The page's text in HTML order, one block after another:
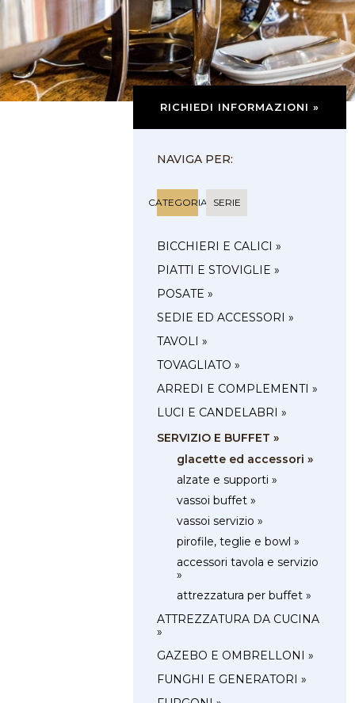
RICHIEDI INFORMAZIONI »
NAVIGA PER:
CATEGORIA SERIE
BICCHIERI E CALICI »
PIATTI E STOVIGLIE »
POSATE »
SEDIE ED ACCESSORI »
TAVOLI »
TOVAGLIATO »
ARREDI E COMPLEMENTI »
LUCI E CANDELABRI »
SERVIZIO E BUFFET »
glacette ed accessori »
alzate e supporti »
vassoi buffet »
vassoi servizio »
pirofile, teglie e bowl »
accessori tavola e servizio
»
attrezzatura per buffet »
ATTREZZATURA DA CUCINA
»
GAZEBO E OMBRELLONI »
FUNGHI E GENERATORI »